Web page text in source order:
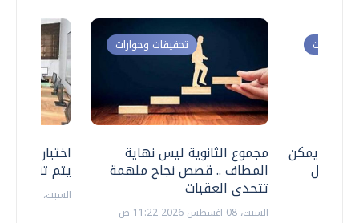
اختبارات
يتم
السبت، 18 يوليو 2026 09:22 ص
تحقيقات وحوارات
مجموع الثانوية ليس نهاية
المطاف .. قصص نجاح ملهمة
تتحدى العقبات
السبت، 08 اغسطس 2026 11:22 ص
وحوارات
.. هل يمكن
نتعامل